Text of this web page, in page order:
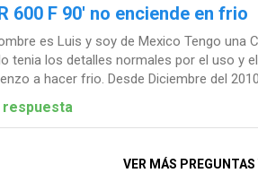
600 F 90' no enciende en frio
es Luis y soy de Mexico Tengo una
tenia los detalles normales por el uso y
a hacer frio. Desde Diciembre del
respuesta
VER MÁS